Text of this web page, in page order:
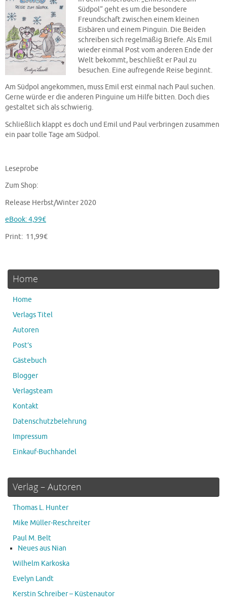
Südpol“ geht es um die besondere
Freundschaft zwischen einem kleinen
Eisbären und einem Pinguin. Die Beiden
schreiben sich regelmäßig Briefe. Als Emil
wieder einmal Post vom anderen Ende der
Welt bekommt, beschließt er Paul zu
besuchen. Eine aufregende Reise beginnt.
Am Südpol angekommen, muss Emil erst einmal nach Paul suchen.
Gerne würde er die anderen Pinguine um Hilfe bitten. Doch dies
gestaltet sich als schwierig.
Schließlich klappt es doch und Emil und Paul verbringen zusammen
ein paar tolle Tage am Südpol.
Leseprobe
Zum Shop:
Release Herbst/Winter 2020
eBook: 4,99€
Print: 11,99€
Home
Home
Verlags Titel
Autoren
Post’s
Gästebuch
Blogger
Verlagsteam
Kontakt
Datenschutzbelehrung
Impressum
Einkauf-Buchhandel
Verlag – Autoren
Thomas L. Hunter
Mike Müller-Reschreiter
Paul M. Belt
Neues aus Nian
Wilhelm Karkoska
Evelyn Landt
Kerstin Schreiber – Küstenautor